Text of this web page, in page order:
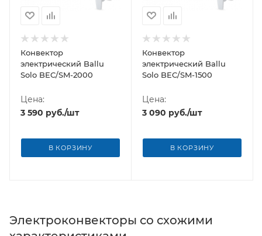
Конвектор
электрический Ballu
Solo BEC/SM-2000
Цена:
3 590 руб./шт
В КОРЗИНУ
Конвектор
электрический Ballu
Solo BEC/SM-1500
Цена:
3 090 руб./шт
В КОРЗИНУ
Электроконвекторы со схожими